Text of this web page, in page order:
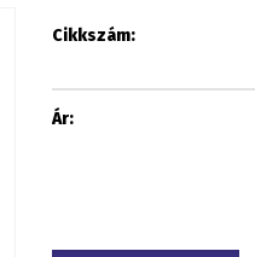
Cikkszám:
Ár: